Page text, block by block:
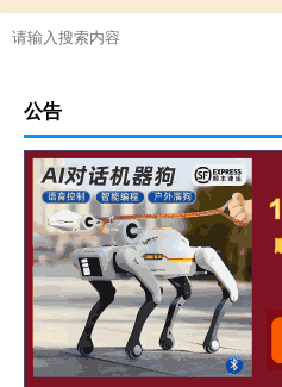
介绍春节作文英语结尾
公告